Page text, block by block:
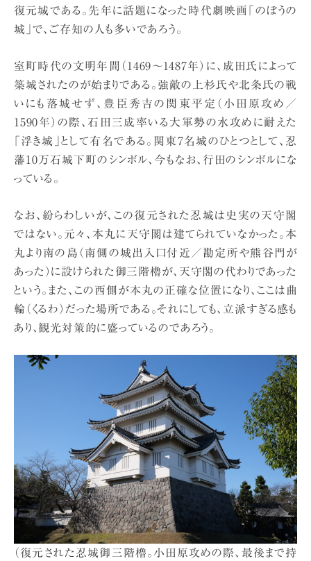
復元城である。先年に話題になった時代劇映画「のぼうの
城」で、ご存知の人も多いであろう。
室町時代の文明年間（1469〜1487年）に、成田氏によって
築城されたのが始まりである。強敵の上杉氏や北条氏の戦
いにも落城せず、豊臣秀吉の関東平定（小田原攻め／
1590年）の際、石田三成率いる大軍勢の水攻めに耐えた
「浮き城」として有名である。関東7名城のひとつとして、忍
藩10万石城下町のシンボル、今もなお、行田のシンボルにな
っている。
なお、紛らわしいが、この復元された忍城は史実の天守閣
ではない。元々、本丸に天守閣は建てられていなかった。本
丸より南の島（南側の城出入口付近／勘定所や熊谷門が
あった）に設けられた御三階櫓が、天守閣の代わりであった
という。また、この西側が本丸の正確な位置になり、ここは曲
輪（くるわ）だった場所である。それにしても、立派すぎる感も
あり、観光対策的に盛っているのであろう。
（復元された忍城御三階櫓。小田原攻めの際、最後まで持